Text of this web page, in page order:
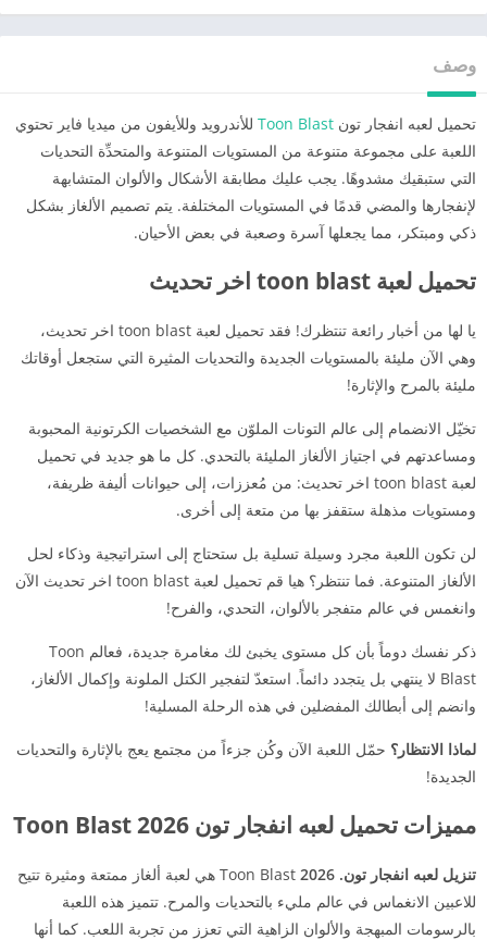
وصف
تحميل لعبه انفجار تون Toon Blast للأندرويد وللأيفون من ميديا فاير تحتوي
اللعبة على مجموعة متنوعة من المستويات المتنوعة والمتحدِّة التحديات
التي ستبقيك مشدوهًا. يجب عليك مطابقة الأشكال والألوان المتشابهة
لإنفجارها والمضي قدمًا في المستويات المختلفة. يتم تصميم الألغاز بشكل
ذكي ومبتكر، مما يجعلها آسرة وصعبة في بعض الأحيان.
تحميل لعبة toon blast اخر تحديث
يا لها من أخبار رائعة تنتظرك! فقد تحميل لعبة toon blast اخر تحديث،
وهي الآن مليئة بالمستويات الجديدة والتحديات المثيرة التي ستجعل أوقاتك
مليئة بالمرح والإثارة!
تخيّل الانضمام إلى عالم التونات الملوّن مع الشخصيات الكرتونية المحبوبة
ومساعدتهم في اجتياز الألغاز المليئة بالتحدي. كل ما هو جديد في تحميل
لعبة toon blast اخر تحديث: من مُعززات، إلى حيوانات أليفة ظريفة،
ومستويات مذهلة ستقفز بها من متعة إلى أخرى.
لن تكون اللعبة مجرد وسيلة تسلية بل ستحتاج إلى استراتيجية وذكاء لحل
الألغاز المتنوعة. فما تنتظر؟ هيا قم تحميل لعبة toon blast اخر تحديث الآن
وانغمس في عالم متفجر بالألوان، التحدي، والفرح!
ذكر نفسك دوماً بأن كل مستوى يخبئ لك مغامرة جديدة، فعالم Toon
Blast لا ينتهي بل يتجدد دائماً. استعدّ لتفجير الكتل الملونة وإكمال الألغاز،
وانضم إلى أبطالك المفضلين في هذه الرحلة المسلية!
لماذا الانتظار؟ حمّل اللعبة الآن وكُن جزءاً من مجتمع يعج بالإثارة والتحديات
الجديدة!
مميزات تحميل لعبه انفجار تون 2026 Toon Blast
تنزيل لعبه انفجار تون. 2026
Toon Blast هي لعبة ألغاز ممتعة ومثيرة تتيح
للاعبين الانغماس في عالم مليء بالتحديات والمرح. تتميز هذه اللعبة
بالرسومات المبهجة والألوان الزاهية التي تعزز من تجربة اللعب. كما أنها